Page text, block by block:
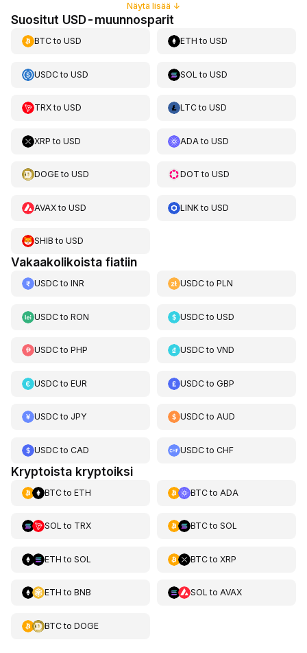
Näytä lisää ↓
Suositut USD-muunnosparit
BTCto USD ETH toUSD
USDCto USD SOL toUSD
TRXto USD LTCtoUSD
XRP to USD ADA toUSD
DOGEto USD DOT toUSD
AVAXto USD LINKtoUSD
SHIB to USD
Vakaakolikoista fiatiin
USDCto INR USDCtoPLN
USDCto RON USDCtoUSD
USDCto PHP USDCtoVND
USDCto EUR USDCtoGBP
USDCto JPY USDCtoAUD
USDCto CAD USDCtoCHF
Kryptoista kryptoiksi
BTCto ETH BTCto ADA
SOL to TRX BTCto SOL
ETH to SOL BTCto XRP
ETH to BNB SOL to AVAX
BTCto DOGE